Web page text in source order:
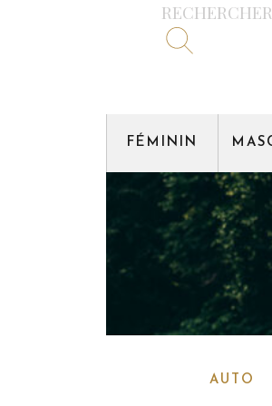
RECHERCHER
FÉMININ
AUTO